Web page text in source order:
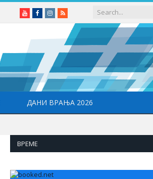
YoutubeFacebookInstagram
RSS
ДАНИ ВРАЊА 2026
ВРЕМЕ